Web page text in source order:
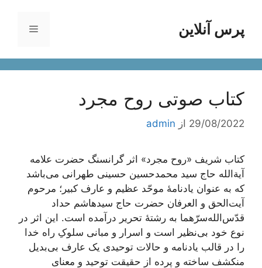
محتواپرس آنلاین فهرست
کتاب صوتی روح مجرد
29/08/2022 از admin
کتاب شریف «روح مجرد» اثر گرانسنگ حضرت علامه
آیة‌الله حاج سید محمدحسین حسینی طهرانی می‌باشد
که به عنوان یادنامۀ موحّد عظیم و عارف کبیر؛ مرحوم
آیت‌الحق و العرفان حضرت حاج سید‌هاشم حداد
قدّس‌الله‌سرّهما به رشتۀ تحریر درآمده است. این اثر در
نوع خود بی‌نظیر است و اسرار و مبانی سلوکِ راه خدا
را در قالب یادنامه و حالات توحیدی یک عارف بی‌بدیل
منکشف ساخته و پرده از حقیقت توحید و معنای